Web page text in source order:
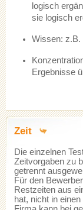
logisch
sie logisch
Wissen: z.B.
Ergebnisse
Zeit
Die einzelnen
Zeitvorgaben zu
getrennt
Für den
Restzeiten aus
hat, nicht in